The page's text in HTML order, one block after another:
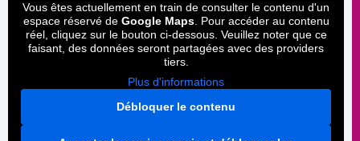
Vous êtes actuellement en train de consulter le contenu d'un
espace réservé de Google Maps. Pour accéder au contenu
réel, cliquez sur le bouton ci-dessous. Veuillez noter que ce
faisant, des données seront partagées avec des providers
tiers.
Plus d'informations
Débloquer le contenu